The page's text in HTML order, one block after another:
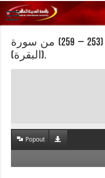
الدرس 11 تفسير الآيات (253 – 259) من سورة
(البقرة).
Popout